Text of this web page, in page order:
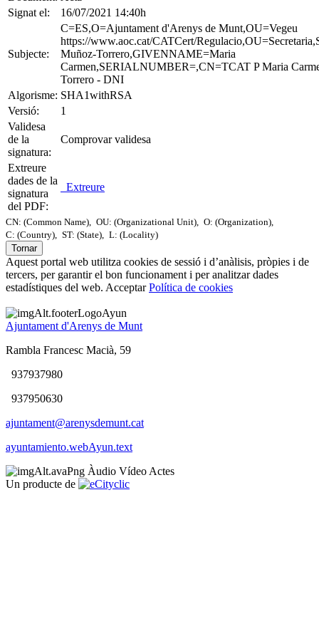
Signat el:
16/07/2021 14:40h
Subjecte:
C=ES,O=Ajuntament d'Arenys de Munt,OU=Vegeu
https://www.aoc.cat/CATCert/
Muñoz-Torrero,GIVENNAME=Maria
Carmen,SERIALNUMBER=,CN=TCAT P Maria
Torrero - DNI
Algorisme: SHA1withRSA
Versió:
1
Validesa
de la
signatura:
Comprovar validesa
Extreure
dades de la
signatura
del PDF:
Extreure
CN: (Common Name), OU: (Organizational Unit), O: (Organization),
C: (Country), ST: (State), L: (Locality)
Tornar
Aquest portal web utilitza cookies de sessió i d’anàlisis, pròpies i de
tercers, per garantir el bon funcionament i per analitzar dades
estadístiques del web. Acceptar Política de cookies
Ajuntament d'Arenys de Munt
Rambla Francesc Macià, 59
937937980
937950630
ajuntament@arenysdemunt.cat
ayuntamiento.webAyun.text
Àudio Vídeo Actes
Un producte de